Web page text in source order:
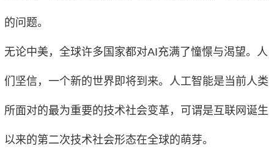
的问题。
无论中美，全球许多国家都对AI充满了憧憬与渴望。人
们坚信，一个新的世界即将到来。人工智能是当前人类
所面对的最为重要的技术社会变革，可谓是互联网诞生
以来的第二次技术社会形态在全球的萌芽。